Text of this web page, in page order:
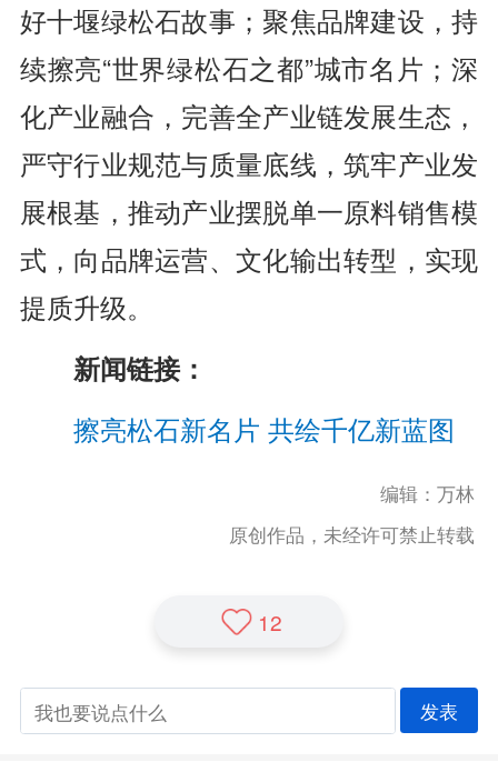
好十堰绿松石故事；聚焦品牌建设，持
续擦亮“世界绿松石之都”城市名片；深
化产业融合，完善全产业链发展生态，
严守行业规范与质量底线，筑牢产业发
展根基，推动产业摆脱单一原料销售模
式，向品牌运营、文化输出转型，实现
提质升级。
新闻链接：
擦亮松石新名片 共绘千亿新蓝图
编辑：万林
原创作品，未经许可禁止转载
12
发表